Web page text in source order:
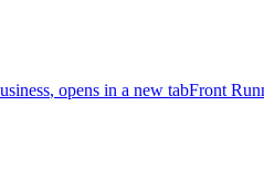
, opens in a new tabFront